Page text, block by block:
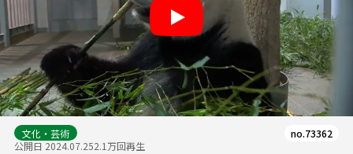
Play
文化・芸術
公開日 2024.07.252.1万回再生
no.73362